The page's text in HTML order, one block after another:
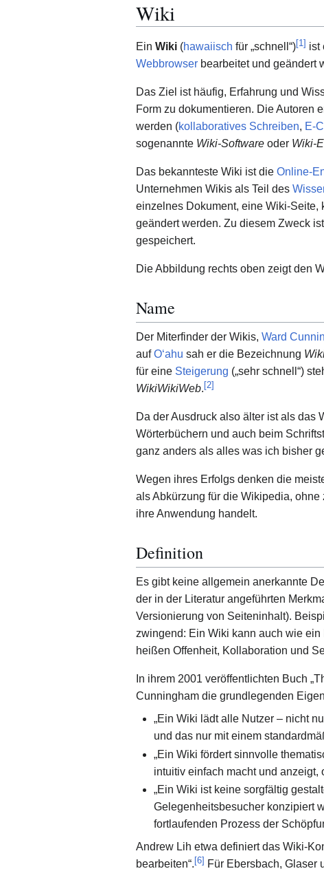
Wiki
Ein Wiki (hawaiisch für „schnell“)[1] ist
Webbrowser bearbeitet und geändert
Das Ziel ist häufig, Erfahrung und
Form zu dokumentieren. Die Autoren
werden (kollaboratives Schreiben, E-
sogenannte Wiki-Software oder Wiki-
Das bekannteste Wiki ist die Online-
Unternehmen Wikis als Teil des
einzelnes Dokument, eine Wiki-Seite,
geändert werden. Zu diesem Zweck
gespeichert.
Die Abbildung rechts oben zeigt den
Name
Der Miterfinder der Wikis, Ward
aufOʻahu sah er die Bezeichnung
für eine Steigerung („sehr schnell“)
WikiWikiWeb. [2]
Da der Ausdruck also älter ist als das
Wörterbüchern und auch beim
ganz anders als alles was ich bisher
Wegen ihres Erfolgs denken die
als Abkürzung für die Wikipedia,
ihre Anwendung handelt.
Definition
Es gibt keine allgemein anerkannte
der in der Literatur angeführten
Versionierung von Seiteninhalt).
zwingend: Ein Wiki kann auch wie
heißen Offenheit, Kollaboration und
In ihrem 2001 veröffentlichten Buch
Cunningham die grundlegenden
„Ein Wiki lädt alle Nutzer – nicht
und das nur mit einem
„Ein Wiki fördert sinnvolle
intuitiv einfach macht und anzeigt,
„Ein Wiki ist keine sorgfältig
Gelegenheitsbesucher konzipiert
fortlaufenden Prozess der
Andrew Lih etwa definiert das Wiki-
bearbeiten“. [6] Für Ebersbach, Glaser